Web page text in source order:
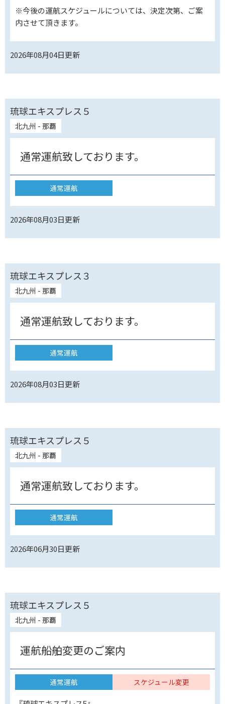
※今後の運航スケジュールについては、決定次第、ご案
内させて頂きます。
2026年08月04日更新
琉球エキスプレス５
北九州 - 那覇
通常運航致しております。
通常運航
2026年08月03日更新
琉球エキスプレス３
北九州 - 那覇
通常運航致しております。
通常運航
2026年08月03日更新
琉球エキスプレス５
北九州 - 那覇
通常運航致しております。
通常運航
2026年06月30日更新
琉球エキスプレス５
北九州 - 那覇
運航船舶変更のご案内
通常運航 スケジュール変更